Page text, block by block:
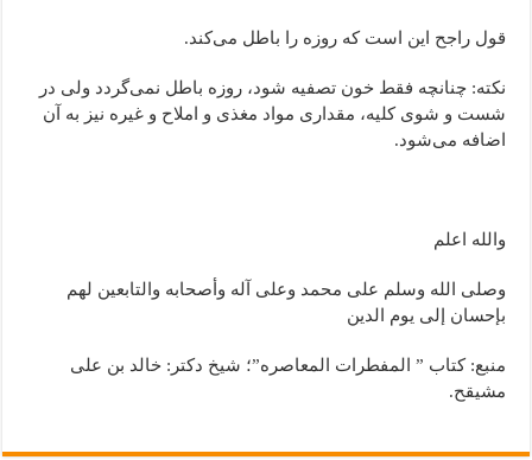
قول راجح این است که روزه را باطل می‌کند.
نکته: چنانچه فقط خون تصفیه شود، روزه باطل نمی‌گردد ولی در
شست و شوی کلیه، مقداری مواد مغذی و املاح و غیره نیز به آن
اضافه می‌شود.
والله اعلم
وصلی الله وسلم علی محمد وعلی آله وأصحابه والتابعین لهم
بإحسان إلی یوم الدین
منبع: کتاب ” المفطرات المعاصره”؛ شیخ دکتر: خالد بن علی
مشیقح.‏